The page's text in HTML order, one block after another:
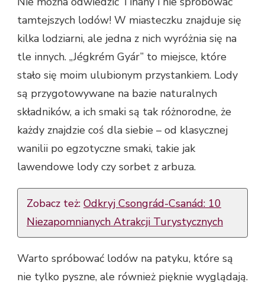
tamtejszych lodów! W miasteczku znajduje się
kilka lodziarni, ale jedna z nich wyróżnia się na
tle innych. „Jégkrém Gyár” to miejsce, które
stało się moim ulubionym przystankiem. Lody
są przygotowywane na bazie naturalnych
składników, a ich smaki są tak różnorodne, że
każdy znajdzie coś dla siebie – od klasycznej
wanilii po egzotyczne smaki, takie jak
lawendowe lody czy sorbet z arbuza.
Zobacz też: Odkryj Csongrád-Csanád: 10
Niezapomnianych Atrakcji Turystycznych
Warto spróbować lodów na patyku, które są
nie tylko pyszne, ale również pięknie wyglądają.